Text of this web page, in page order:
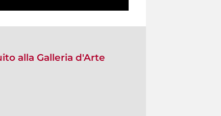
alla Galleria d'Arte